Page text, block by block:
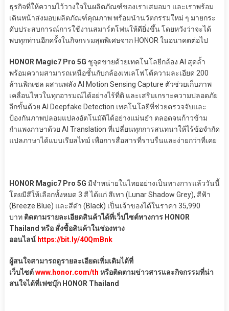
ธุรกิจที่ให้ความไว้วางใจในผลิตภัณฑ์ของเราเสมอมา และเราพร้อม
เดินหน้าส่งมอบผลิตภัณฑ์คุณภาพ พร้อมนำนวัตกรรมใหม่ ๆ มายกระ
ดับประสบการณ์การใช้งานสมาร์ตโฟนให้ดียิ่งขึ้น โดยหวังว่าจะได้
พบทุกท่านอีกครั้งในกิจกรรมสุดพิเศษจาก HONOR ในอนาคตต่อไป
HONOR Magic7 Pro 5G ชูจุดขายด้วยเทคโนโลยีกล้อง AI สุดล้ำ
พร้อมความสามารถเหนือชั้นกับกล้องเทเลโฟโต้ความละเอียด 200
ล้านพิกเซล ผสานพลัง AI Motion Sensing Capture ตัวช่วยเก็บภาพ
เคลื่อนไหวในทุกอารมณ์ได้อย่างไร้ที่ติ และเสริมเกราะความปลอดภัย
อีกขั้นด้วย AI Deepfake Detection เทคโนโลยีที่ช่วยตรวจจับและ
ป้องกันภาพปลอมแปลงอัตโนมัติได้อย่างแม่นยำ ตลอดจนก้าวข้าม
กำแพงภาษาด้วย AI Translation ที่เปลี่ยนทุกการสนทนาให้ไร้ข้อจำกัด
แปลภาษาได้แบบเรียลไทม์ เพื่อการสื่อสารที่ราบรื่นและง่ายกว่าที่เคย
HONOR Magic7 Pro 5G มีจำหน่ายในไทยอย่างเป็นทางการแล้ววันนี้
โดยมีสีให้เลือกทั้งหมด 3 สี ได้แก่ สีเทา (Lunar Shadow Grey), สีฟ้า
(Breeze Blue) และสีดำ (Black) เป็นเจ้าของได้ในราคา 35,990
บาท ติดตามรายละเอียดสินค้าได้ที่เว็ปไซต์ทางการ HONOR
Thailand หรือ สั่งซื้อสินค้าในช่องทาง
ออนไลน์ https://bit.ly/40QmBnk
ผู้สนใจสามารถดูรายละเอียดเพิ่มเติมได้ที่
เว็บไซต์www.honor.com/th หรือติดตามข่าวสารและกิจกรรมที่น่า
สนใจได้ที่เฟซบุ๊ก HONOR Thailand